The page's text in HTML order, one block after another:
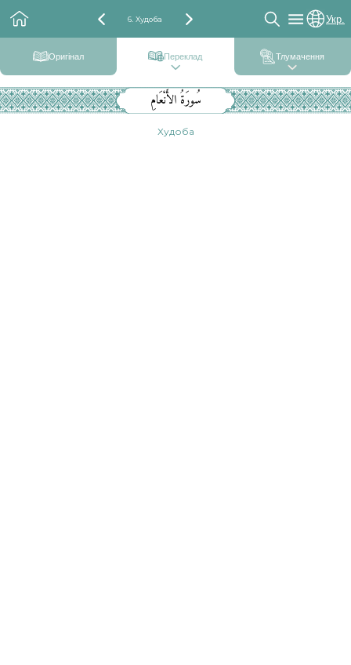
6. Худоба Укр.
Оригінал Переклад Тлумачення
سُورَةُ الأَنْعَامِ
Худоба